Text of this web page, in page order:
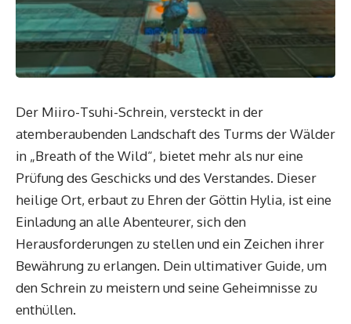
Der Miiro-Tsuhi-Schrein, versteckt in der
atemberaubenden Landschaft des Turms der Wälder
in „Breath of the Wild“, bietet mehr als nur eine
Prüfung des Geschicks und des Verstandes. Dieser
heilige Ort, erbaut zu Ehren der Göttin Hylia, ist eine
Einladung an alle Abenteurer, sich den
Herausforderungen zu stellen und ein Zeichen ihrer
Bewährung zu erlangen. Dein ultimativer Guide, um
den Schrein zu meistern und seine Geheimnisse zu
enthüllen.